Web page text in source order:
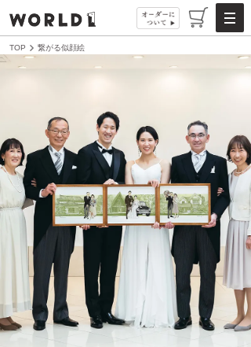
TOP 繋がる似顔絵